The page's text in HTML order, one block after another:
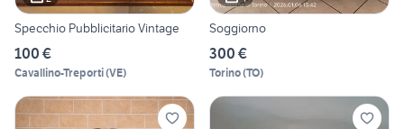
Specchio Pubblicitario Vintage
100 €
Cavallino-Treporti(VE)
Soggiorno
300 €
Torino(TO)